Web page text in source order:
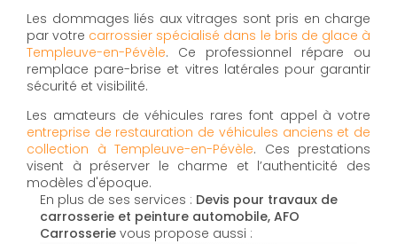
Les dommages liés aux vitrages sont pris en charge
par votre carrossier spécialisé dans le bris de glace à
Templeuve-en-Pévèle. Ce professionnel répare ou
remplace pare-brise et vitres latérales pour garantir
sécurité et visibilité.
Les amateurs de véhicules rares font appel à votre
entreprise de restauration de véhicules anciens et de
collection à Templeuve-en-Pévèle. Ces prestations
visent à préserver le charme et l’authenticité des
modèles d'époque.
En plus de ses services : Devis pour travaux de
carrosserie et peinture automobile, AFO
Carrosserie vous propose aussi :